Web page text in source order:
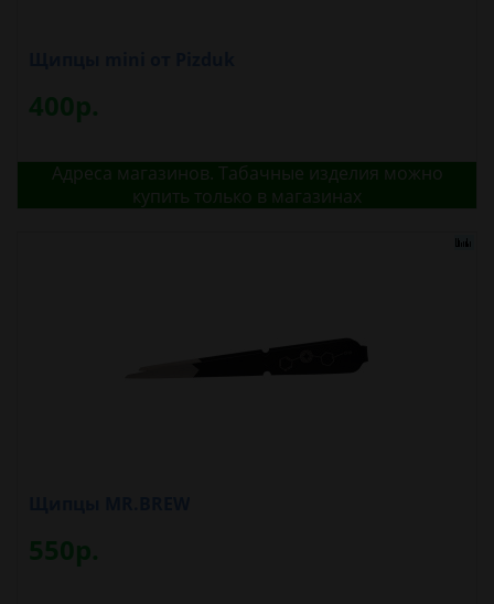
400р.
Адреса магазинов. Табачные изделия можно
купить только в магазинах
550р.